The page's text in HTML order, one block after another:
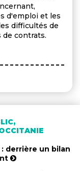
d'emploi et les
difficultés de
contrats.
derrière un bilan